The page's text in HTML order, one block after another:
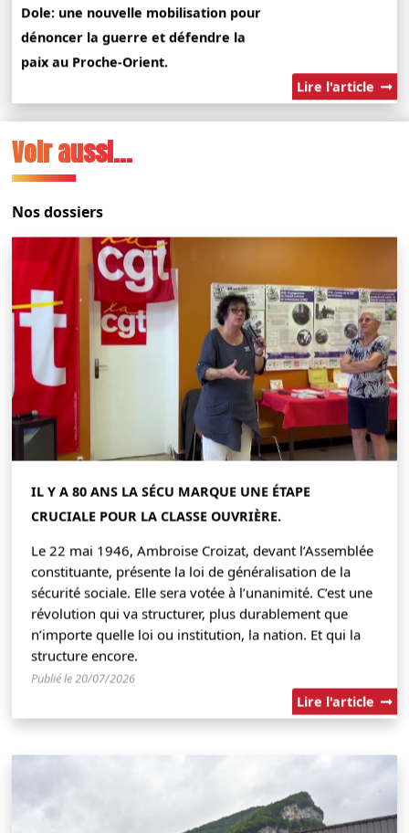
Dole: une nouvelle mobilisation pour
dénoncer la guerre et défendre la
paix au Proche-Orient.
Lire l'article
Voir aussi...
Nos dossiers
IL Y A 80 ANS LA SÉCU MARQUE UNE ÉTAPE
CRUCIALE POUR LA CLASSE OUVRIÈRE.
Le 22 mai 1946, Ambroise Croizat, devant l’Assemblée
constituante, présente la loi de généralisation de la
sécurité sociale. Elle sera votée à l’unanimité. C’est une
révolution qui va structurer, plus durablement que
n’importe quelle loi ou institution, la nation. Et qui la
structure encore.
Publié le 20/07/2026
Lire l'article